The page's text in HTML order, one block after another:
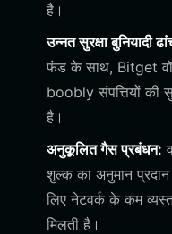
है।
उन्नत सुरक्षा बुनियादी
फंड के साथ, Bitget
boobly संपत्तियों की
है।
अनुकूलित गैस प्रबंधन:
शुल्क का अनुमान
लिए नेटवर्क के कम
मिलती है।